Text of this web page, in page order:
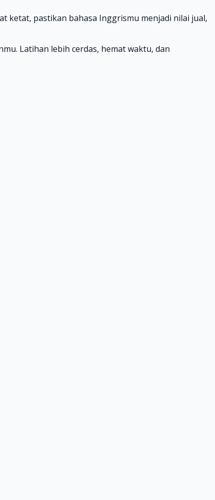
ketat, pastikan bahasa Inggrismu menjadi nilai jual,
Latihan lebih cerdas, hemat waktu, dan